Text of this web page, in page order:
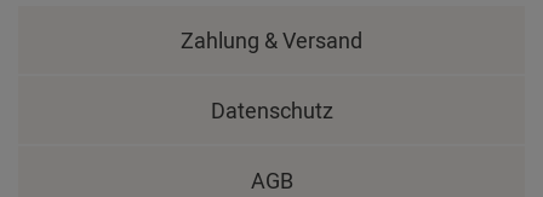
Zahlung & Versand
Datenschutz
AGB